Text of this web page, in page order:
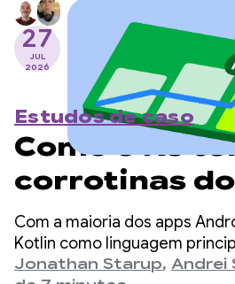
27
JUL
2026
Estudos de caso
Como o R8
corrotinas
no Android
mais rápidas
Com a maioria dos apps
Kotlin como linguagem
kotlinx.coroutines se tornou
Jonathan Starup, Andrei